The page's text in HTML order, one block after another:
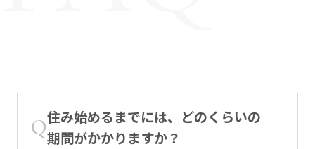
住み始めるまでには、どのくらいの
期間がかかりますか？